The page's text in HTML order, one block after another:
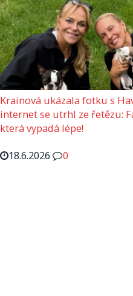
Krainová ukázala fotku s
internet se utrhl ze řetězu:
která vypadá lépe!
18.6.2026
0